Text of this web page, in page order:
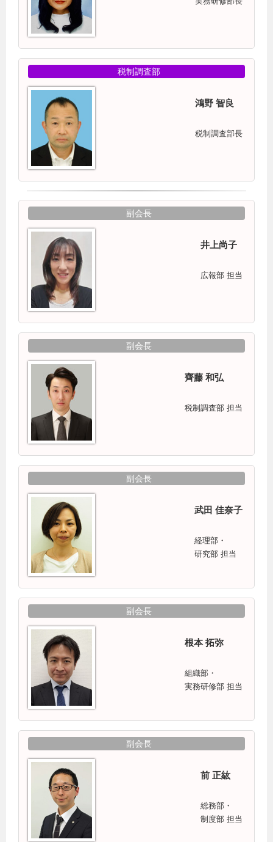
税制調査部
鴻野 智良
税制調査部長
副会長
井上尚子
広報部 担当
副会長
齊藤 和弘
税制調査部 担当
副会長
武田 佳奈子
経理部・
研究部 担当
副会長
根本 拓弥
組織部・
実務研修部 担当
副会長
前 正紘
総務部・
制度部 担当